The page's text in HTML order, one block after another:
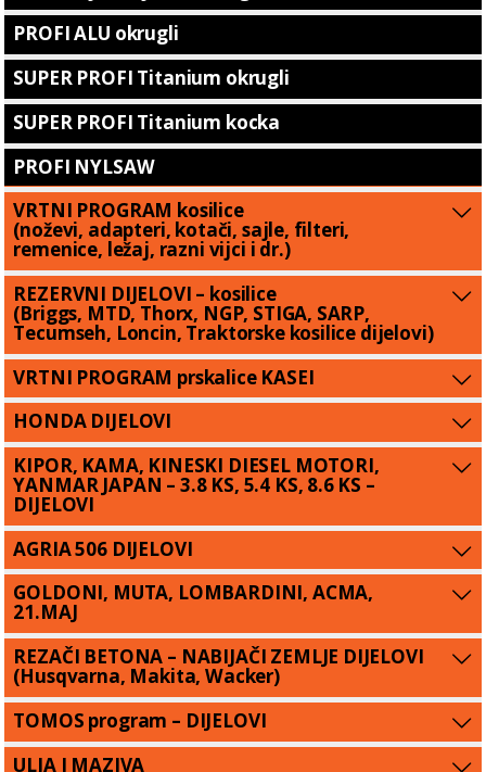
PROFI ALU okrugli
SUPER PROFI Titanium okrugli
SUPER PROFI Titanium kocka
PROFI NYLSAW
VRTNI PROGRAM kosilice
(noževi, adapteri, kotači, sajle, filteri,
remenice, ležaj, razni vijci i dr.)
REZERVNI DIJELOVI – kosilice
(Briggs, MTD, Thorx, NGP, STIGA, SARP,
Tecumseh, Loncin, Traktorske kosilice dijelovi)
VRTNI PROGRAM prskalice KASEI
HONDA DIJELOVI
KIPOR, KAMA, KINESKI DIESEL MOTORI,
YANMAR JAPAN – 3.8 KS, 5.4 KS, 8.6 KS –
DIJELOVI
AGRIA 506 DIJELOVI
GOLDONI, MUTA, LOMBARDINI, ACMA,
21.MAJ
REZAČI BETONA – NABIJAČI ZEMLJE DIJELOVI
(Husqvarna, Makita, Wacker)
TOMOS program – DIJELOVI
ULJA I MAZIVA